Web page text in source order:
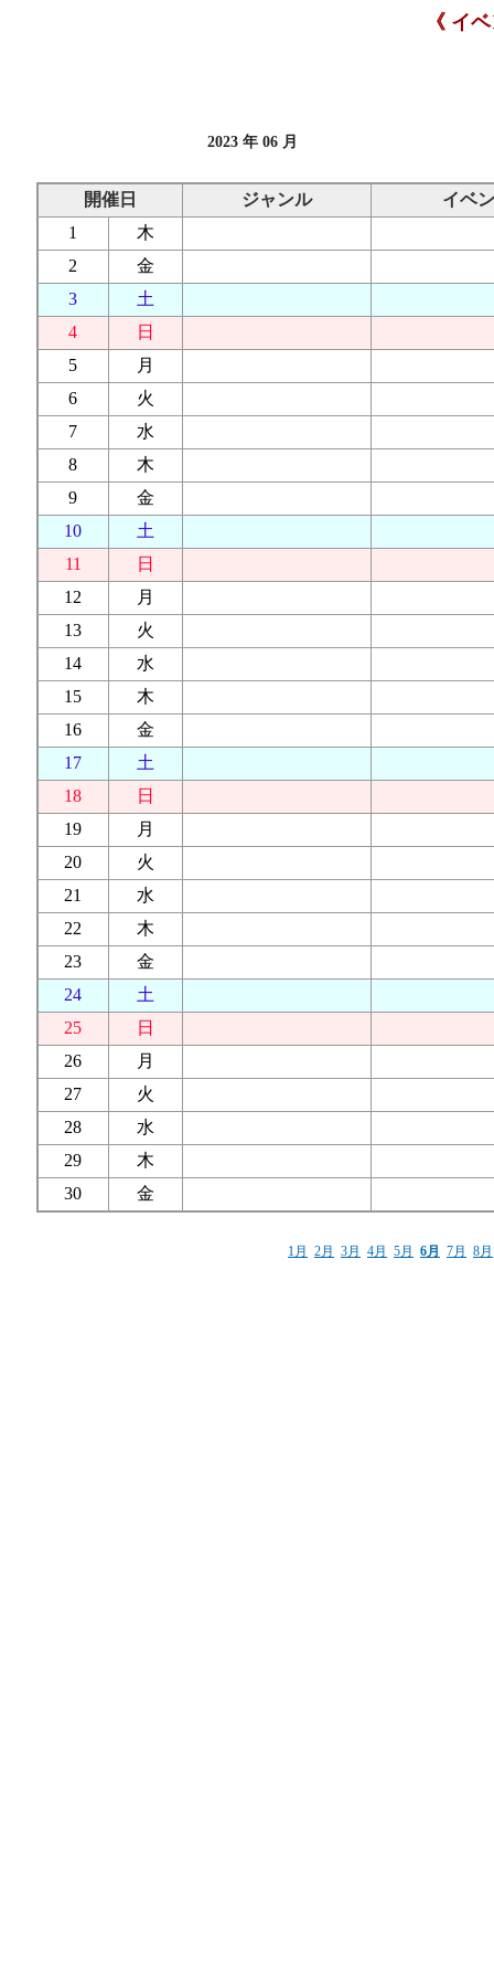
《 イ
2023 年 06 月
開催日 ジャンル
イベ
1
木
2
金
3
土
4
日
5
月
6
火
7
水
8
木
9
金
10
土
11
日
12
月
13
火
14
水
15
木
16
金
17
土
18
日
19
月
20
火
21
水
22
木
23
金
24
土
25
日
26
月
27
火
28
水
29
木
30
金
1月 2月 3月 4月 5月 6月 7月 8月